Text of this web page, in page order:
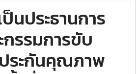
นประธานการ
รรมการขับ
ระกันคุณภาพ